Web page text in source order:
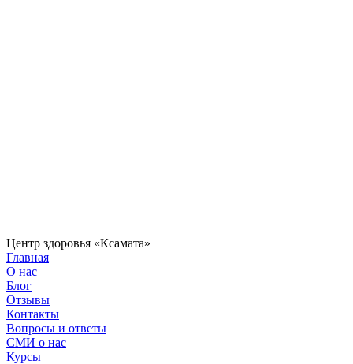
Центр здоровья «Ксамата»
Главная
О нас
Блог
Отзывы
Контакты
Вопросы и ответы
СМИ о нас
Курсы